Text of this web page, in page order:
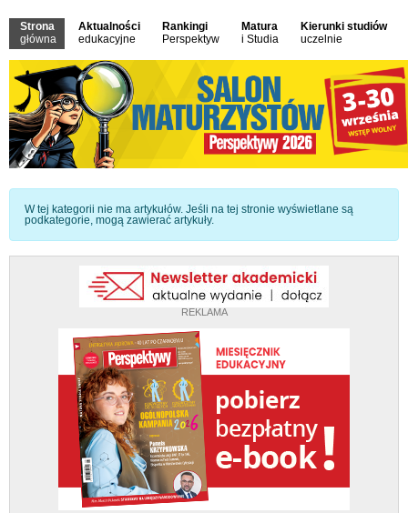
Strona
główna
Aktualności
edukacyjne
Rankingi
Perspektyw
Matura
i Studia
Kierunki studiów
uczelnie
REKLAMA
Informacja
W tej kategorii nie ma artykułów. Jeśli na tej stronie wyświetlane są
podkategorie, mogą zawierać artykuły.